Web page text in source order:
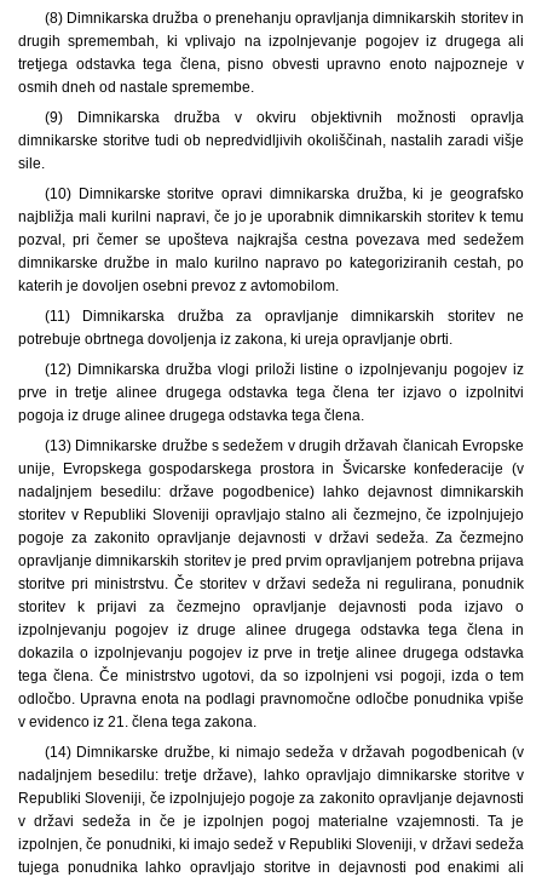
(8) Dimnikarska družba o prenehanju opravljanja dimnikarskih storitev in
drugih spremembah, ki vplivajo na izpolnjevanje pogojev iz drugega ali
tretjega odstavka tega člena, pisno obvesti upravno enoto najpozneje v
osmih dneh od nastale spremembe.
(9) Dimnikarska družba v okviru objektivnih možnosti opravlja
dimnikarske storitve tudi ob nepredvidljivih okoliščinah, nastalih zaradi višje
sile.
(10) Dimnikarske storitve opravi dimnikarska družba, ki je geografsko
najbližja mali kurilni napravi, če jo je uporabnik dimnikarskih storitev k temu
pozval, pri čemer se upošteva najkrajša cestna povezava med sedežem
dimnikarske družbe in malo kurilno napravo po kategoriziranih cestah, po
katerih je dovoljen osebni prevoz z avtomobilom.
(11) Dimnikarska družba za opravljanje dimnikarskih storitev ne
potrebuje obrtnega dovoljenja iz zakona, ki ureja opravljanje obrti.
(12) Dimnikarska družba vlogi priloži listine o izpolnjevanju pogojev iz
prve in tretje alinee drugega odstavka tega člena ter izjavo o izpolnitvi
pogoja iz druge alinee drugega odstavka tega člena.
(13) Dimnikarske družbe s sedežem v drugih državah članicah Evropske
unije, Evropskega gospodarskega prostora in Švicarske konfederacije (v
nadaljnjem besedilu: države pogodbenice) lahko dejavnost dimnikarskih
storitev v Republiki Sloveniji opravljajo stalno ali čezmejno, če izpolnjujejo
pogoje za zakonito opravljanje dejavnosti v državi sedeža. Za čezmejno
opravljanje dimnikarskih storitev je pred prvim opravljanjem potrebna prijava
storitve pri ministrstvu. Če storitev v državi sedeža ni regulirana, ponudnik
storitev k prijavi za čezmejno opravljanje dejavnosti poda izjavo o
izpolnjevanju pogojev iz druge alinee drugega odstavka tega člena in
dokazila o izpolnjevanju pogojev iz prve in tretje alinee drugega odstavka
tega člena. Če ministrstvo ugotovi, da so izpolnjeni vsi pogoji, izda o tem
odločbo. Upravna enota na podlagi pravnomočne odločbe ponudnika vpiše
v evidenco iz 21. člena tega zakona.
(14) Dimnikarske družbe, ki nimajo sedeža v državah pogodbenicah (v
nadaljnjem besedilu: tretje države), lahko opravljajo dimnikarske storitve v
Republiki Sloveniji, če izpolnjujejo pogoje za zakonito opravljanje dejavnosti
v državi sedeža in če je izpolnjen pogoj materialne vzajemnosti. Ta je
izpolnjen, če ponudniki, ki imajo sedež v Republiki Sloveniji, v državi sedeža
tujega ponudnika lahko opravljajo storitve in dejavnosti pod enakimi ali